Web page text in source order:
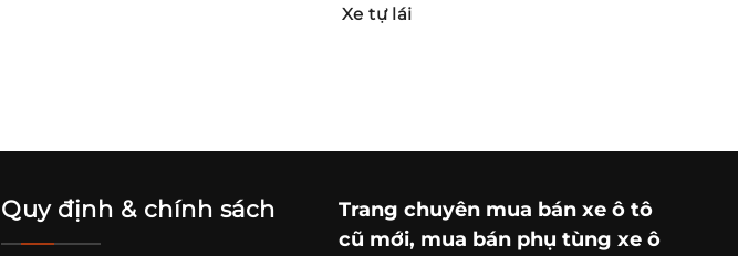
Xe tự lái
Quy định & chính sách Trang chuyên mua bán xe ô tô
cũ mới, mua bán phụ tùng xe ô